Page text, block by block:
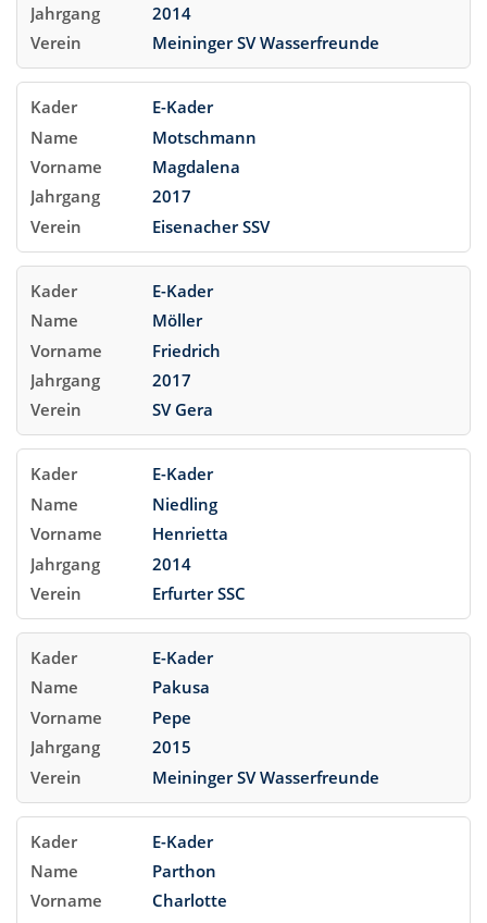
2014
Meininger SV Wasserfreunde
E-Kader
Motschmann
Magdalena
2017
Eisenacher SSV
E-Kader
Möller
Friedrich
2017
SV Gera
E-Kader
Niedling
Henrietta
2014
Erfurter SSC
E-Kader
Pakusa
Pepe
2015
Meininger SV Wasserfreunde
E-Kader
Parthon
Charlotte